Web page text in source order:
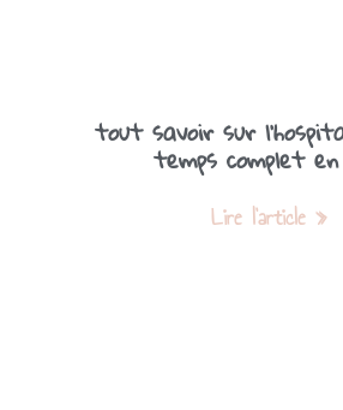
tout savoir sur
temps complet
Lire l'article »